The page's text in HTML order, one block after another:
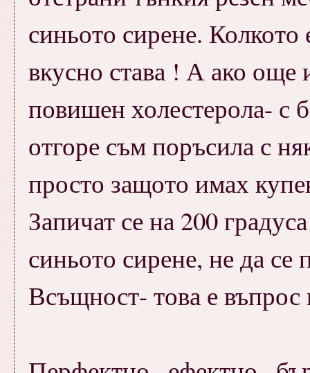
синьото сирене.
вкусно става ! А ако още
повишен холестерола- с
отгоре съм поръсила с
просто защото имах
Запичат се на 200
синьото сирене, не да се
Всъщност- това е въпрос